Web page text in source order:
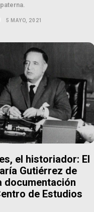
5 MAYO, 2021
el historiador: El
Gutiérrez de
documentación
de Estudios